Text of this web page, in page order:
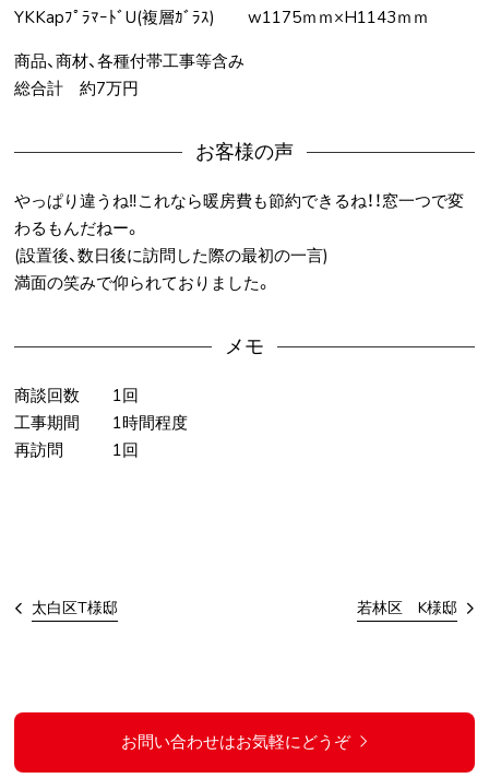
YKKapﾌﾟﾗﾏｰﾄﾞU(複層ｶﾞﾗｽ) w1175ｍｍ×H1143ｍｍ
商品、商材、各種付帯工事等含み
総合計 約7万円
お客様の声
やっぱり違うね‼これなら暖房費も節約できるね！！窓一つで変
わるもんだねー。
(設置後、数日後に訪問した際の最初の一言)
満面の笑みで仰られておりました。
メモ
商談回数 1回
工事期間 1時間程度
再訪問 1回
太白区T様邸 若林区 K様邸
お問い合わせはお気軽にどうぞ